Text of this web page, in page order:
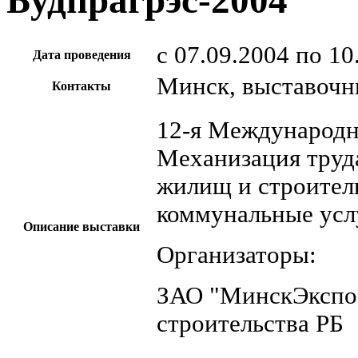
Дата проведения c 07.09.2004 по
Контакты Минск,
Описание выставки
12-я
Механизация
жилищ и
коммунальные
Организаторы:
ЗАО
строительства РБ